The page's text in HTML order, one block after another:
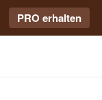
PRO erhalten